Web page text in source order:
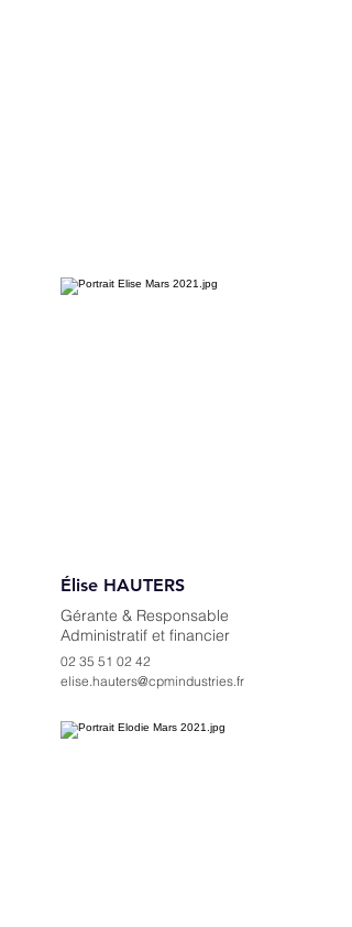
Élise HAUTERS
Gérante & Responsable
Administratif et financier
02 35 51 02 42
elise.hauters@cpmindustries.fr